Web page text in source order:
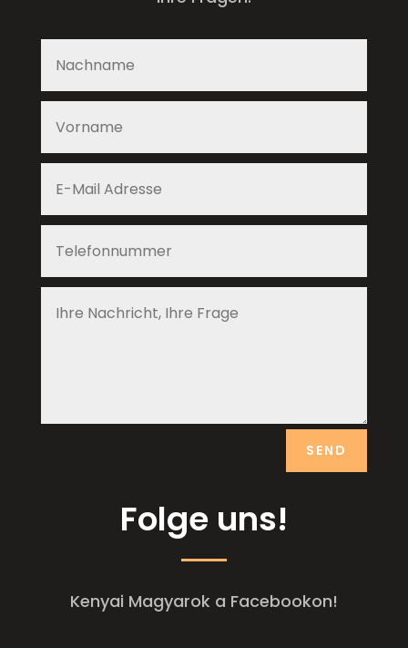
SEND
Folge uns!
Kenyai Magyarok a Facebookon!